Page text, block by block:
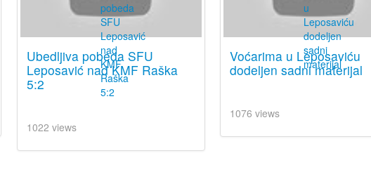
Ubedljiva pobeda SFU
Leposavić nad KMF Raška
5:2
1022 views
Voćarima u Leposaviću
dodeljen sadni materijal
1076 views